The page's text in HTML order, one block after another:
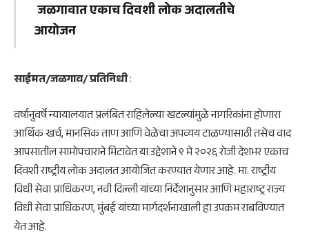
जळगावात एकाच दिवशी लोक अदालतीचे
आयोजन
साईमत/जळगाव/ प्रतिनिधी:
वर्षानुवर्षे न्यायालयात प्रलंबित राहिलेल्या खटल्यांमुळे नागरिकांना होणारा
आर्थिक खर्च, मानसिक ताण आणि वेळेचा अपव्यय टाळण्यासाठी तसेच वाद
आपसातील सामोपचाराने मिटावेत या उद्देशाने ९ मे २०२६ रोजी देशभर एकाच
दिवशी राष्ट्रीय लोक अदालत आयोजित करण्यात येणार आहे. मा. राष्ट्रीय
विधी सेवा प्राधिकरण, नवी दिल्ली यांच्या निर्देशानुसार आणि महाराष्ट्र राज्य
विधी सेवा प्राधिकरण, मुंबई यांच्या मार्गदर्शनाखाली हा उपक्रम राबविण्यात
येत आहे.